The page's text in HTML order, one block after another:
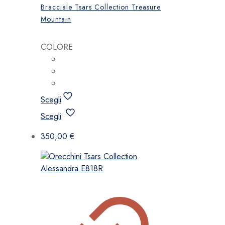
Bracciale Tsars Collection Treasure
Mountain
COLORE
Scegli
Scegli Questo
ha
varianti.
Le
350,00€